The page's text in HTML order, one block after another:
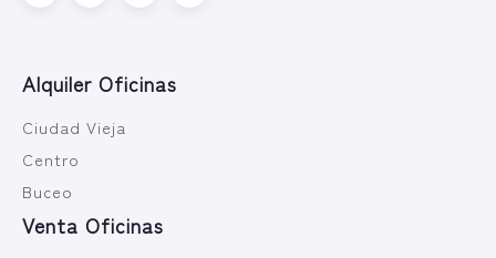
Alquiler Oficinas
Ciudad Vieja
Centro
Buceo
Venta Oficinas